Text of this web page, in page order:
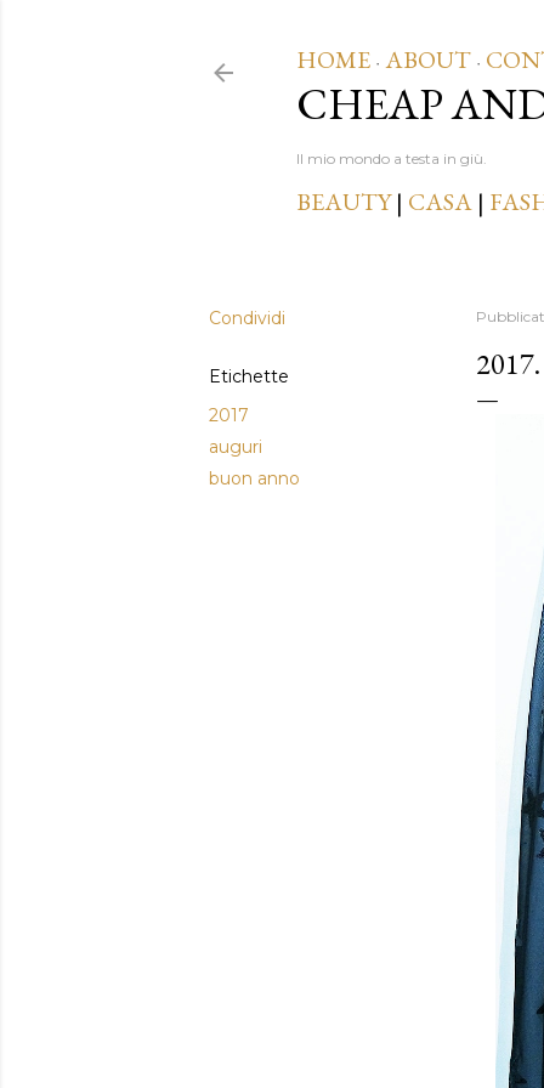
HOME · ABOUT ·
CHEAP
Il mio mondo a testa in giù.
BEAUTY| CASA |
Condividi
Etichette
2017
auguri
buon anno